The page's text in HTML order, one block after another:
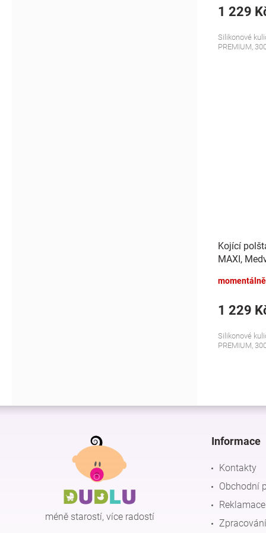
1 229
Silikonové
PREMIUM,
Kojící
MAXI,
1 229
Silikonové
PREMIUM,
Z
méně starostí, více radostí
Informace
Kontakty
Obchodní